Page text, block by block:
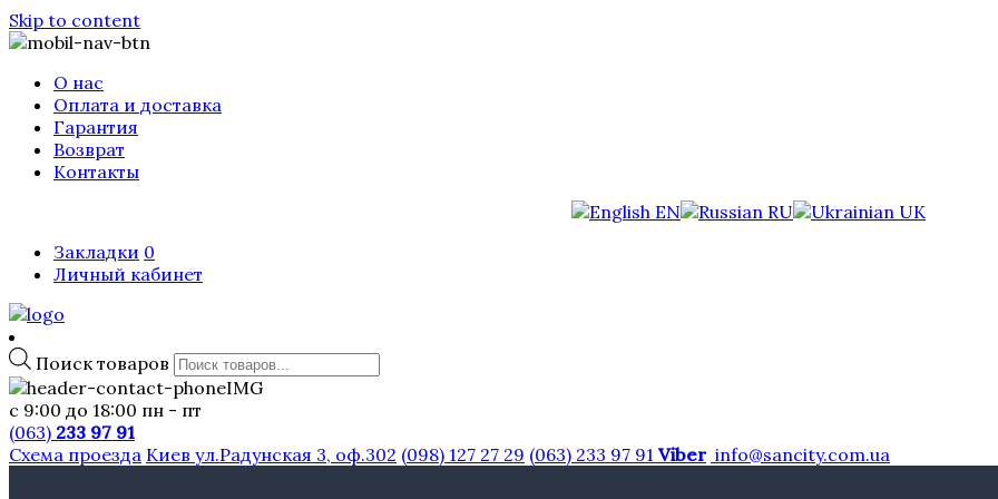
Skip to content
О нас
Оплата и доставка
Гарантия
Возврат
Контакты
EN
RU
UK
Закладки 0
Личный кабинет
Поиск товаров
с 9:00 до 18:00 пн - пт
(063) 233 97 91
Схема проезда Киев ул.Радунская 3, оф.302 (098) 127 27 29 (063) 233 97 91 Viber info@sancity.com.ua